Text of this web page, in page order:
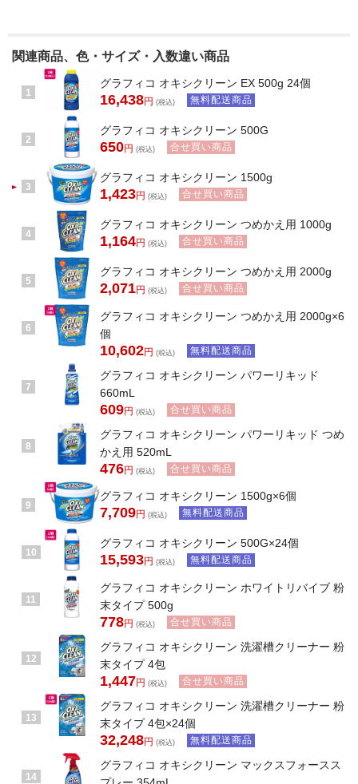
関連商品、色・サイズ・入数違い商品
1
グラフィコ オキシクリーン EX 500g 24個
16,438円 (税込) 無料配送商品
2
グラフィコ オキシクリーン 500G
650円 (税込) 合せ買い商品
3
グラフィコ オキシクリーン 1500g
1,423円 (税込) 合せ買い商品
4
グラフィコ オキシクリーン つめかえ用 1000g
1,164円 (税込) 合せ買い商品
5
グラフィコ オキシクリーン つめかえ用 2000g
2,071円 (税込) 合せ買い商品
6
グラフィコ オキシクリーン つめかえ用 2000g×6
個
10,602円 (税込) 無料配送商品
7
グラフィコ オキシクリーン パワーリキッド
660mL
609円 (税込) 合せ買い商品
8
グラフィコ オキシクリーン パワーリキッド つめ
かえ用 520mL
476円 (税込) 合せ買い商品
9
グラフィコ オキシクリーン 1500g×6個
7,709円 (税込) 無料配送商品
10
グラフィコ オキシクリーン 500G×24個
15,593円 (税込) 無料配送商品
11
グラフィコ オキシクリーン ホワイトリバイブ 粉
末タイプ 500g
778円 (税込) 合せ買い商品
12
グラフィコ オキシクリーン 洗濯槽クリーナー 粉
末タイプ 4包
1,447円 (税込) 合せ買い商品
13
グラフィコ オキシクリーン 洗濯槽クリーナー 粉
末タイプ 4包×24個
32,248円 (税込) 無料配送商品
14
グラフィコ オキシクリーン マックスフォースス